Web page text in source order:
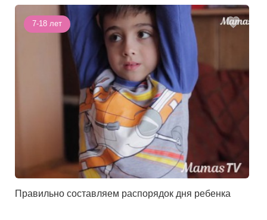
7-18 лет
Правильно составляем распорядок дня ребенка